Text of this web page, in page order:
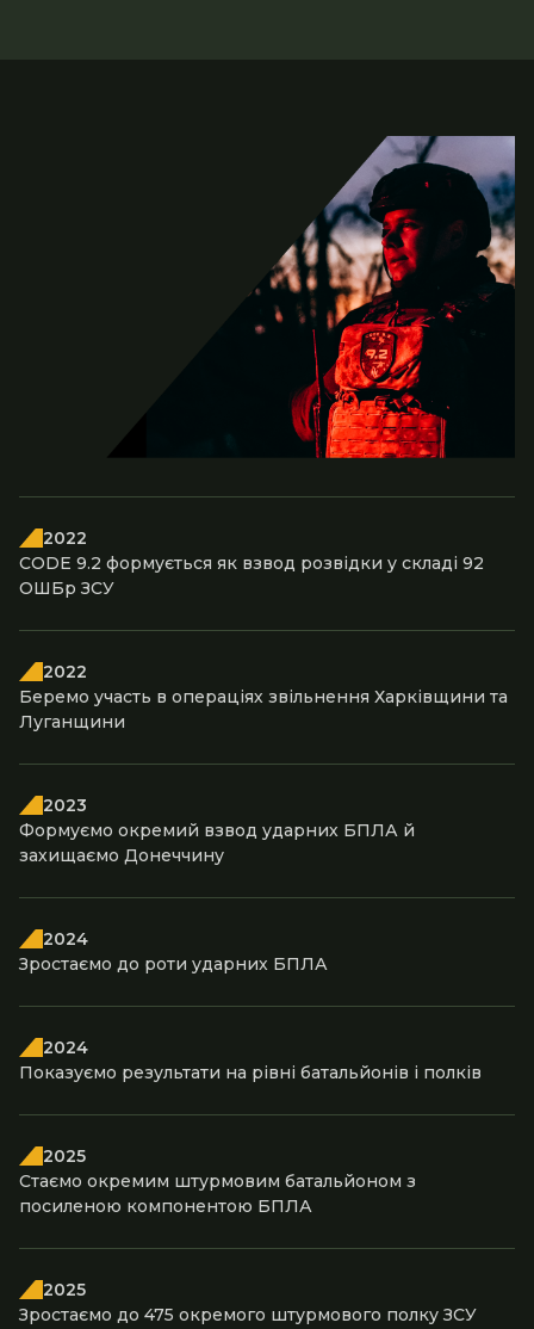
2022
CODE 9.2 формується як взвод розвідки у складі 92
ОШБр ЗСУ
2022
Беремо участь в операціях звільнення Харківщини та
Луганщини
2023
Формуємо окремий взвод ударних БПЛА й
захищаємо Донеччину
2024
Зростаємо до роти ударних БПЛА
2024
Показуємо результати на рівні батальйонів і полків
2025
Стаємо окремим штурмовим батальйоном з
посиленою компонентою БПЛА
2025
Зростаємо до 475 окремого штурмового полку ЗСУ